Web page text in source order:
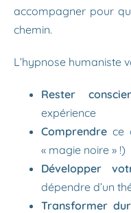
accompagner pour
chemin.
L’hypnose humaniste
Rester
expérience
Comprendre ce
« magie noire » !)
Développer
dépendre d’un
Transformer